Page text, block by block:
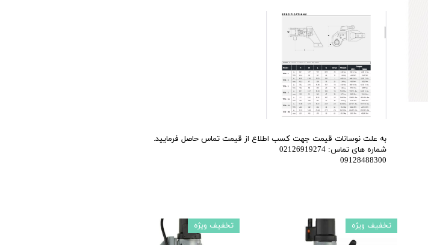
به علت نوسانات قیمت جهت کسب اطلاع از قیمت تماس حاصل فرمایید.
شماره های تماس: 02126919274
09128488300
تخفیف ویژه تخفیف ویژه